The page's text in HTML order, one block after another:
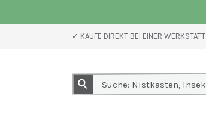
✓ KAUFE DIREKT BEI EINER WERKSTATT